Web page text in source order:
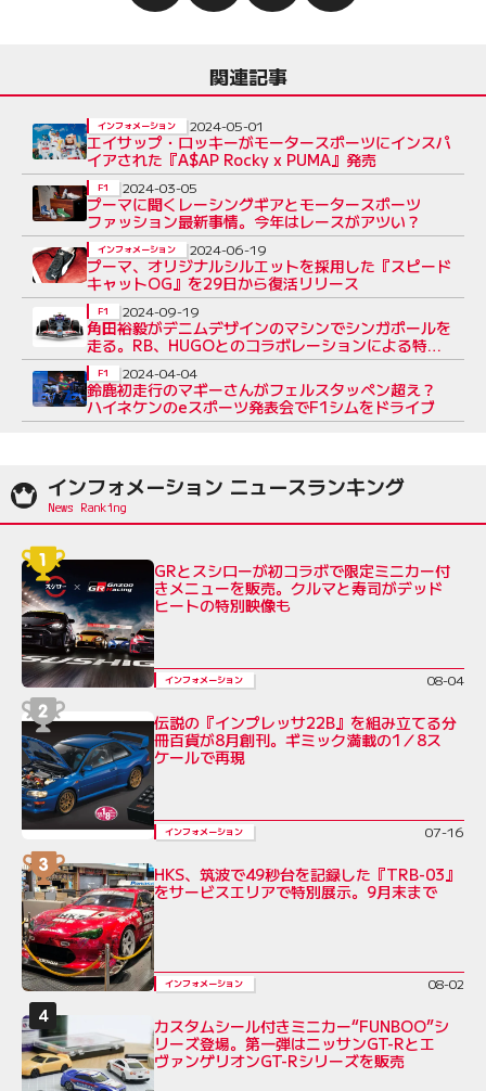
関連記事
エイサップ・ロッキーがモータースポーツにインスパ
イアされた『A$AP Rocky x PUMA』発売
インフォメーション 2024-05-01
プーマに聞くレーシングギアとモータースポーツ
ファッション最新事情。今年はレースがアツい？
F1 2024-03-05
プーマ、オリジナルシルエットを採用した『スピード
キャットOG』を29日から復活リリース
インフォメーション 2024-06-19
角田裕毅がデニムデザインのマシンでシンガポールを
走る。RB、HUGOとのコラボレーションによる特別
リバリーを発表
F1 2024-09-19
鈴鹿初走行のマギーさんがフェルスタッペン超え？
ハイネケンのeスポーツ発表会でF1シムをドライブ
F1 2024-04-04
インフォメーション ニュースランキング
GRとスシローが初コラボで限定ミニカー付
きメニューを販売。クルマと寿司がデッド
ヒートの特別映像も
インフォメーション 08-04
伝説の『インプレッサ22B』を組み立てる分
冊百貨が8月創刊。ギミック満載の1／8ス
ケールで再現
インフォメーション 07-16
HKS、筑波で49秒台を記録した『TRB-03』
をサービスエリアで特別展示。9月末まで
インフォメーション 08-02
カスタムシール付きミニカー“FUNBOO”シ
リーズ登場。第一弾はニッサンGT-Rとエ
ヴァンゲリオンGT-Rシリーズを販売